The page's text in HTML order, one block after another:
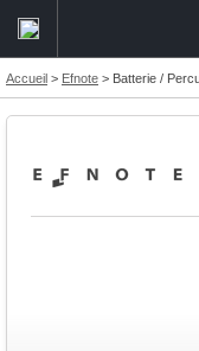
Accueil > Efnote > Batterie /